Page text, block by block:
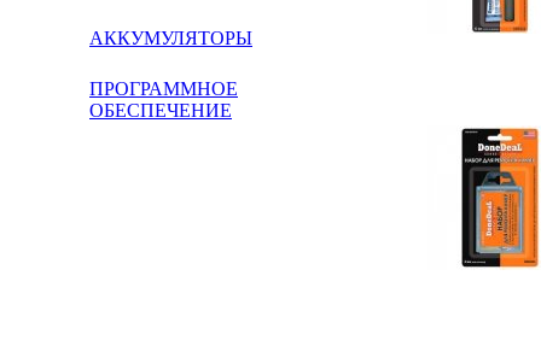
АККУМУЛЯТОРЫ
ПРОГРАММНОЕ
ОБЕСПЕЧЕНИЕ